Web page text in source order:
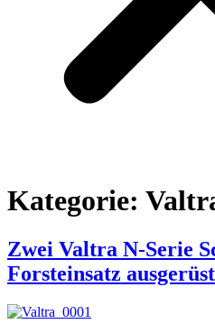
Kategorie:
Zwei Valtra N-Serie
Forsteinsatz